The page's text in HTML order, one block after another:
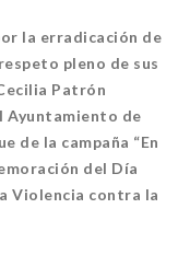
la erradicación de
pleno de sus
Patrón
Ayuntamiento de
de la campaña “En
del Día
Violencia contra la